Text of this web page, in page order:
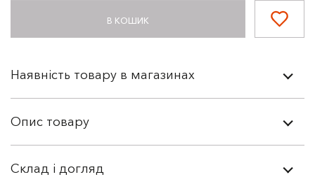
В КОШИК
Наявність товару в магазинах
Опис товару
Склад і догляд